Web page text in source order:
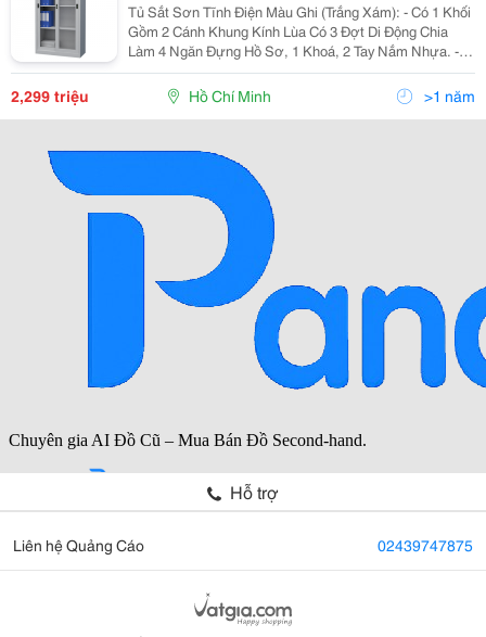
Tủ Sắt Sơn Tĩnh Điện Màu Ghi (Trắng Xám): - Có 1 Khối
Gồm 2 Cánh Khung Kính Lùa Có 3 Đợt Di Động Chia
Làm 4 Ngăn Đựng Hồ Sơ, 1 Khoá, 2 Tay Nắm Nhựa. -
Tiếp Đất Bằng 4 Chân Cao Su - Kích Thước: Có 2 Loại
Tủ Cao 1800Mm, Rộng 915Mm, Sâu 450Mm
2,299 triệu Hồ Chí Minh >1 năm
Hỗ trợ
Liên hệ Quảng Cáo 02439747875